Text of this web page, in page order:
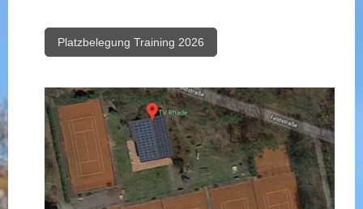
Platzbelegung Training 2026